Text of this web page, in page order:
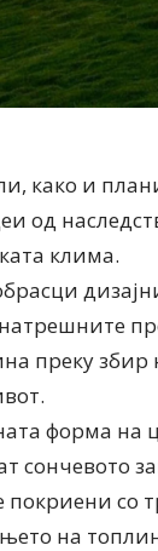
како и
од
клима.
преку
форма на
сончевото
со
на